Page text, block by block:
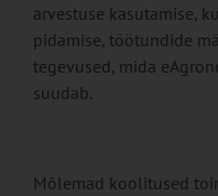
arvestuse kasutamise,
pidamise, töötundide
tegevused, mida
suudab.
Mõlemad koolitused